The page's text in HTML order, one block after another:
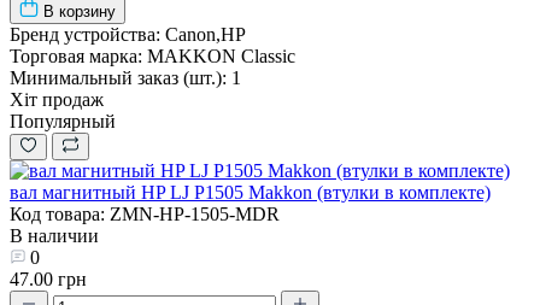
В корзину
Бренд устройства: Canon,HP
Торговая марка: MAKKON Classic
Минимальный заказ (шт.): 1
Хіт продаж
Популярный
вал магнитный HP LJ P1505 Makkon (втулки в комплекте)
Код товара: ZMN-HP-1505-MDR
В наличии
0
47.00 грн